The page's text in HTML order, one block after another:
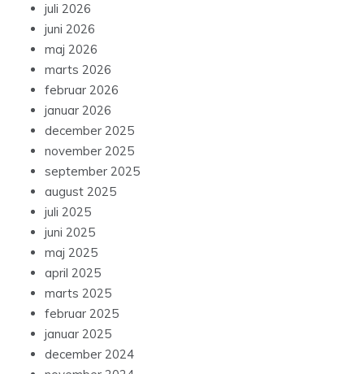
juli 2026
juni 2026
maj 2026
marts 2026
februar 2026
januar 2026
december 2025
november 2025
september 2025
august 2025
juli 2025
juni 2025
maj 2025
april 2025
marts 2025
februar 2025
januar 2025
december 2024